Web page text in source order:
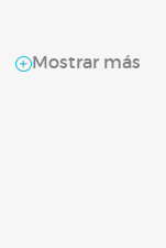
Mostrar más